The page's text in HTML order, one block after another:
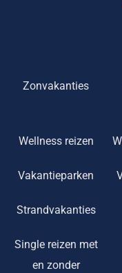
Zonvakanties
Wellness reizen
Vakantieparken
Strandvakanties
Single reizen met
en zonder